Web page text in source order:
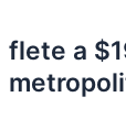
al
contenido
flete a